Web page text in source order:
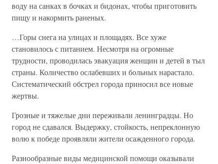
воду на санках в бочках и бидонах, чтобы приготовить
пищу и накормить раненых.
…Горы снега на улицах и площадях. Все хуже
становилось с питанием. Несмотря на огромные
трудности, проводилась эвакуация женщин и детей в тыл
страны. Количество ослабевших и больных нарастало.
Систематический обстрел города приносил все новые
жертвы.
Грозные и тяжелые дни переживали ленинградцы. Но
город не сдавался. Выдержку, стойкость, непреклонную
волю к победе проявляли жители осажденного города.
Разнообразные виды медицинской помощи оказывали